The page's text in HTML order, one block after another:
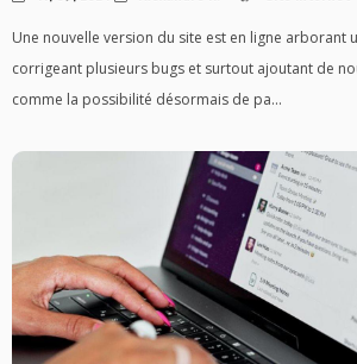
Une nouvelle version du site est en ligne arborant
corrigeant plusieurs bugs et surtout ajoutant de
comme la possibilité désormais de pa...